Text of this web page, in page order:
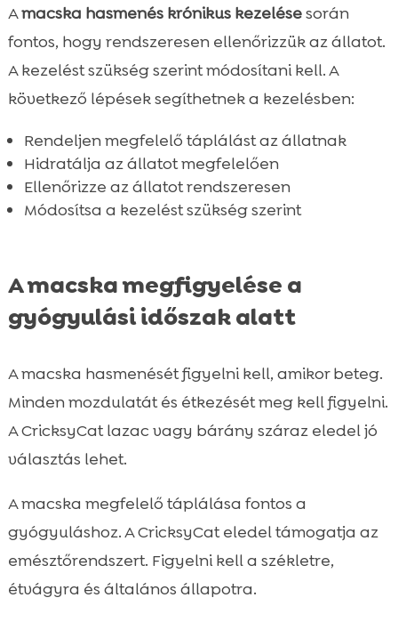
Amacska hasmenés krónikus kezelésesorán
fontos, hogy rendszeresen ellenőrizzük az állatot.
A kezelést szükség szerint módosítani kell. A
következő lépések segíthetnek a kezelésben:
Rendeljen megfelelő táplálást az állatnak
Hidratálja az állatot megfelelően
Ellenőrizze az állatot rendszeresen
Módosítsa a kezelést szükség szerint
A macska megfigyelése a
gyógyulási időszak alatt
A macska hasmenését figyelni kell, amikor beteg.
Minden mozdulatát és étkezését meg kell figyelni.
A CricksyCat lazac vagy bárány száraz eledel jó
választás lehet.
A macska megfelelő táplálása fontos a
gyógyuláshoz. A CricksyCat eledel támogatja az
emésztőrendszert. Figyelni kell a székletre,
étvágyra és általános állapotra.